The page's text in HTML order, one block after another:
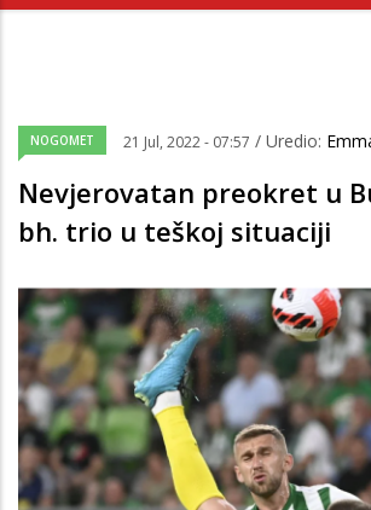
NOGOMET 21 Jul, 2022 - 07:57 / Uredio:
Nevjerovatan preokret u
bh. trio u teškoj situaciji